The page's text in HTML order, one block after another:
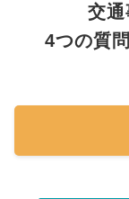
交通
4つの質